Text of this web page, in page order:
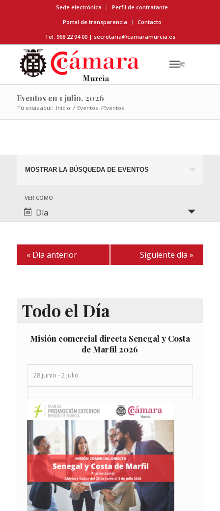
Sede electrónica
Perfil de contratante
Portal de transparencia
Contacto
Tel. 968 22 94 00 | secretaria@camaramurcia.es
Eventos en 1 julio, 2026
Tú estás aquí: Inicio / Eventos /Eventos
Eventos en 1 julio, 2026
Búsqueda
navegació
de
de
Eventos
MOSTRAR LA BÚSQUEDA DE EVENTOS
Navegación
de
vistas
de
VER COMO
Día
«Día anterior Siguiente día»
Todo el Día
Misión comercial directa Senegal y Costa
de Marfil 2026
28 junio -2 julio